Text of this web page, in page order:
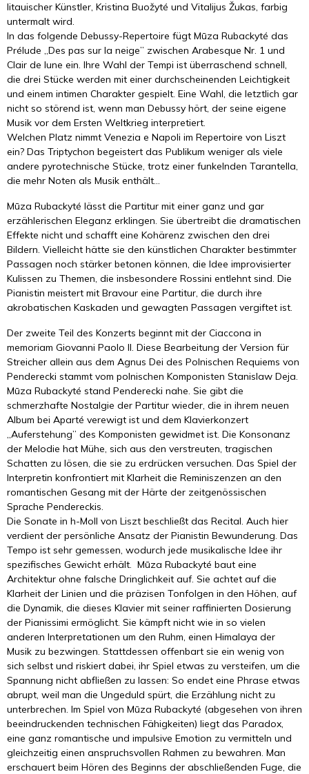
litauischer Künstler, Kristina Buožyté und Vitalijus Žukas, farbig
untermalt wird.
In das folgende Debussy-Repertoire fügt Mūza Rubackyté das
Prélude „Des pas sur la neige” zwischen Arabesque Nr. 1 und
Clair de lune ein. Ihre Wahl der Tempi ist überraschend schnell,
die drei Stücke werden mit einer durchscheinenden Leichtigkeit
und einem intimen Charakter gespielt. Eine Wahl, die letztlich gar
nicht so störend ist, wenn man Debussy hört, der seine eigene
Musik vor dem Ersten Weltkrieg interpretiert.
Welchen Platz nimmt Venezia e Napoli im Repertoire von Liszt
ein? Das Triptychon begeistert das Publikum weniger als viele
andere pyrotechnische Stücke, trotz einer funkelnden Tarantella,
die mehr Noten als Musik enthält...
Mūza Rubackyté lässt die Partitur mit einer ganz und gar
erzählerischen Eleganz erklingen. Sie übertreibt die dramatischen
Effekte nicht und schafft eine Kohärenz zwischen den drei
Bildern. Vielleicht hätte sie den künstlichen Charakter bestimmter
Passagen noch stärker betonen können, die Idee improvisierter
Kulissen zu Themen, die insbesondere Rossini entlehnt sind. Die
Pianistin meistert mit Bravour eine Partitur, die durch ihre
akrobatischen Kaskaden und gewagten Passagen vergiftet ist.
Der zweite Teil des Konzerts beginnt mit der Ciaccona in
memoriam Giovanni Paolo II. Diese Bearbeitung der Version für
Streicher allein aus dem Agnus Dei des Polnischen Requiems von
Penderecki stammt vom polnischen Komponisten Stanislaw Deja.
Mūza Rubackyté stand Penderecki nahe. Sie gibt die
schmerzhafte Nostalgie der Partitur wieder, die in ihrem neuen
Album bei Aparté verewigt ist und dem Klavierkonzert
„Auferstehung” des Komponisten gewidmet ist. Die Konsonanz
der Melodie hat Mühe, sich aus den verstreuten, tragischen
Schatten zu lösen, die sie zu erdrücken versuchen. Das Spiel der
Interpretin konfrontiert mit Klarheit die Reminiszenzen an den
romantischen Gesang mit der Härte der zeitgenössischen
Sprache Pendereckis.
Die Sonate in h-Moll von Liszt beschließt das Recital. Auch hier
verdient der persönliche Ansatz der Pianistin Bewunderung. Das
Tempo ist sehr gemessen, wodurch jede musikalische Idee ihr
spezifisches Gewicht erhält. Mūza Rubackyté baut eine
Architektur ohne falsche Dringlichkeit auf. Sie achtet auf die
Klarheit der Linien und die präzisen Tonfolgen in den Höhen, auf
die Dynamik, die dieses Klavier mit seiner raffinierten Dosierung
der Pianissimi ermöglicht. Sie kämpft nicht wie in so vielen
anderen Interpretationen um den Ruhm, einen Himalaya der
Musik zu bezwingen. Stattdessen offenbart sie ein wenig von
sich selbst und riskiert dabei, ihr Spiel etwas zu versteifen, um die
Spannung nicht abfließen zu lassen: So endet eine Phrase etwas
abrupt, weil man die Ungeduld spürt, die Erzählung nicht zu
unterbrechen. Im Spiel von Mūza Rubackyté (abgesehen von ihren
beeindruckenden technischen Fähigkeiten) liegt das Paradox,
eine ganz romantische und impulsive Emotion zu vermitteln und
gleichzeitig einen anspruchsvollen Rahmen zu bewahren. Man
erschauert beim Hören des Beginns der abschließenden Fuge, die